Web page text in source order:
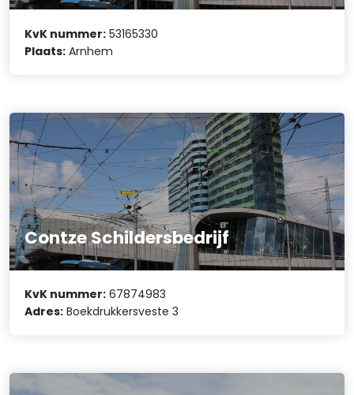
KvK nummer: 53165330
Plaats: Arnhem
Contze Schildersbedrijf
KvK nummer: 67874983
Adres: Boekdrukkersveste 3